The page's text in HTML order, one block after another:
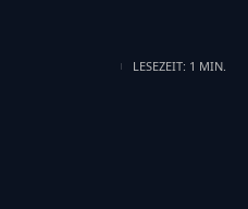
LESEZEIT: 1 MIN.